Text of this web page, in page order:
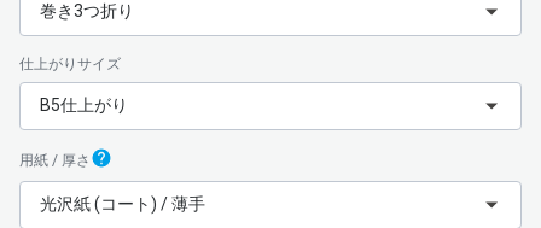
巻き3つ折り
仕上がりサイズ
B5仕上がり
用紙 / 厚さ
光沢紙 (コート) / 薄手